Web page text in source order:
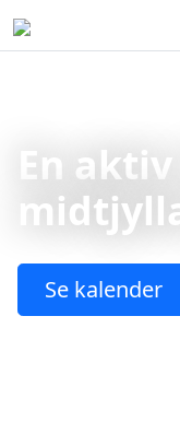
En
Se kalender